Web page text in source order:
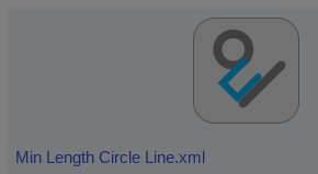
Min Length Circle Line.xml